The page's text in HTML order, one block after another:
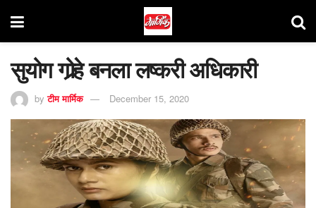
सुयोग गोर्‍हे बनला लष्करी अधिकारी
by टीम मार्मिक December 15, 2020